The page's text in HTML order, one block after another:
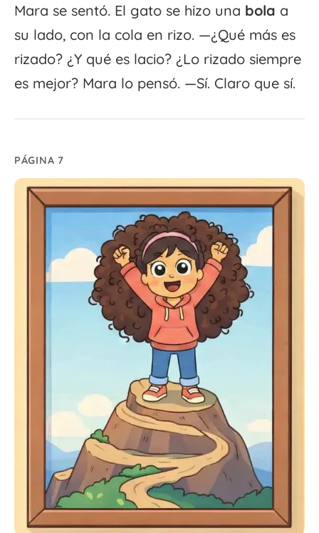
Mara se sentó. El gato se hizo una bola a
su lado, con la cola en rizo. —¿Qué más es
rizado? ¿Y qué es lacio? ¿Lo rizado siempre
es mejor? Mara lo pensó. —Sí. Claro que sí.
PÁGINA 7